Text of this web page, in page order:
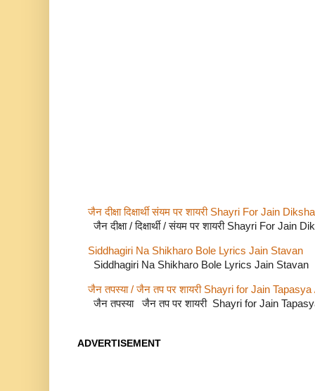
जैन दीक्षा दिक्षार्थी संयम पर शायरी Shayri For Jain
जैन दीक्षा / दिक्षार्थी / संयम पर शायरी Shayri For
Siddhagiri Na Shikharo Bole Lyrics Jain Stavan
Siddhagiri Na Shikharo Bole Lyrics Jain Stavan
जैन तपस्या / जैन तप पर शायरी Shayri for Jain Tapasya
जैन तपस्या जैन तप पर शायरी Shayri for Jain
ADVERTISEMENT